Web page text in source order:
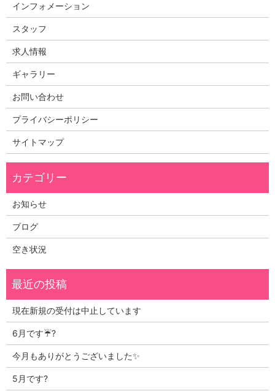
インフォメーション
スタッフ
求人情報
ギャラリー
お問い合わせ
プライバシーポリシー
サイトマップ
お知らせ
ブログ
空き状況
現在新規の受付は中止しています
6月です☔?
今月もありがとうございました✨
5月です?